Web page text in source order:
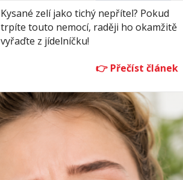
Kysané zelí jako tichý nepřítel? Pokud
trpíte touto nemocí, raději ho okamžitě
vyřaďte z jídelníčku!